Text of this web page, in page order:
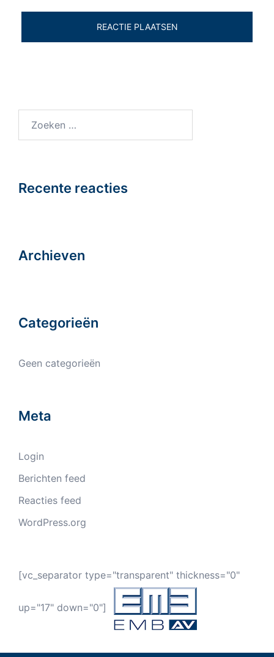
Recente reacties
Archieven
Categorieën
Geen categorieën
Meta
Login
Berichten feed
Reacties feed
WordPress.org
[vc_separator type="transparent" thickness="0"
up="17" down="0"]